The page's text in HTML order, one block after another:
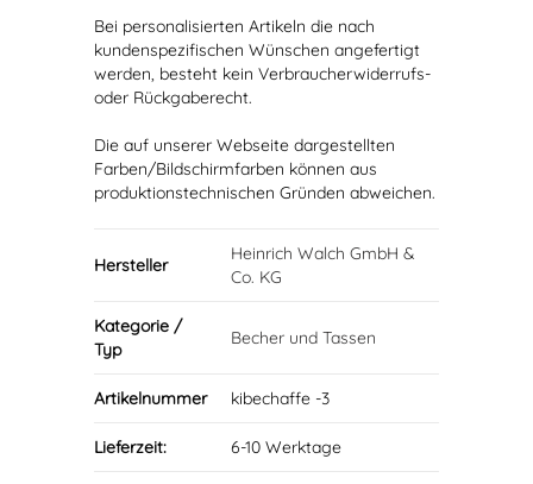
Bei personalisierten Artikeln die nach
kundenspezifischen Wünschen angefertigt
werden, besteht kein Verbraucherwiderrufs-
oder Rückgaberecht.
Die auf unserer Webseite dargestellten
Farben/Bildschirmfarben können aus
produktionstechnischen Gründen abweichen.
Hersteller
Heinrich Walch GmbH &
Co. KG
Kategorie /
Typ
Becher und Tassen
Artikelnummer kibechaffe -3
Lieferzeit: 6-10 Werktage